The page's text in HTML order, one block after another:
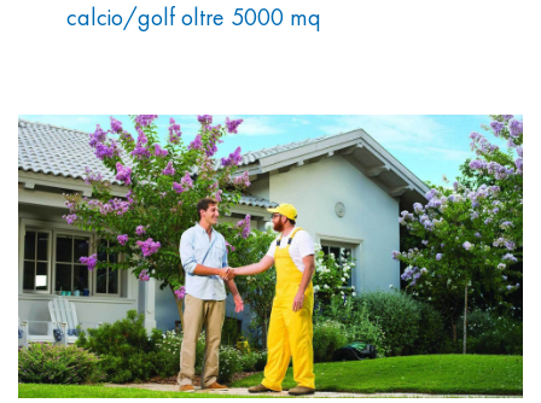
calcio/golf oltre 5000 mq